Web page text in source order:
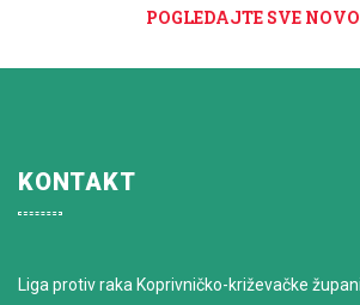
POGLEDAJTE SVE
KONTAKT
Liga protiv raka Koprivničko-križevačke